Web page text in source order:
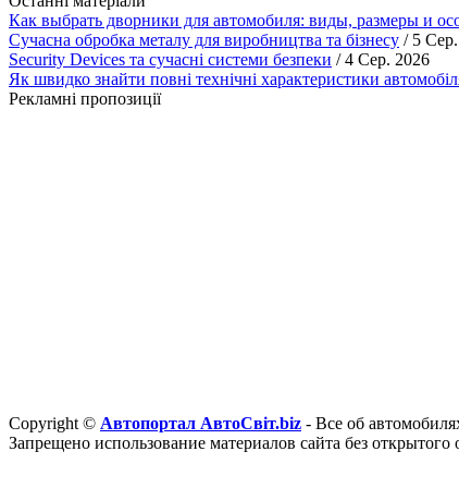
Как выбрать дворники для автомобиля: виды, размеры и
Сучасна обробка металу для виробництва та бізнесу / 5
Security Devices та сучасні системи безпеки / 4 Сер. 2026
Як швидко знайти повні технічні характеристики
Рекламні пропозиції
Copyright © Автопортал АвтоСвіт.biz - Все об
Запрещено использование материалов сайта без открытого